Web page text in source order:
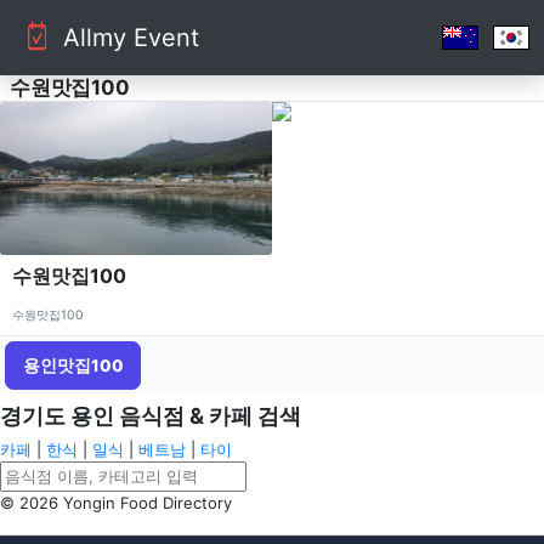
Allmy Event
수원맛집100
수원맛집100
수원맛집100
용인맛집100
경기도 용인 음식점 & 카페 검색
카페 한식 일식 베트남 타이
© 2026 Yongin Food Directory